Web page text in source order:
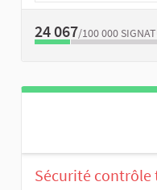
24 067/100 000
Sécurité contrôle